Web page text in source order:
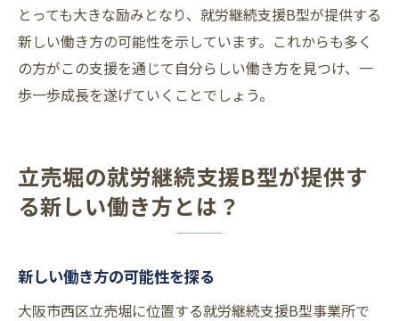
とっても大きな励みとなり、就労継続支援B型が提供する
新しい働き方の可能性を示しています。これからも多く
の方がこの支援を通じて自分らしい働き方を見つけ、一
歩一歩成長を遂げていくことでしょう。
立売堀の就労継続支援B型が提供す
る新しい働き方とは？
新しい働き方の可能性を探る
大阪市西区立売堀に位置する就労継続支援B型事業所で